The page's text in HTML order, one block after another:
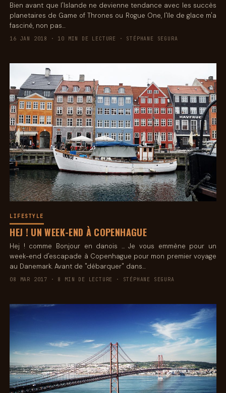
Bien avant que l'Islande ne devienne tendance avec les succès
planetaires de Game of Thrones ou Rogue One, l'île de glace m'a
fasciné, non pas…
16 JAN 2018 · 10 MIN DE LECTURE · STÉPHANE SEGURA
LIFESTYLE
HEJ ! UN WEEK-END À COPENHAGUE
Hej ! comme Bonjour en danois ... Je vous emmène pour un
week-end d'escapade à Copenhague pour mon premier voyage
au Danemark. Avant de "débarquer" dans…
08 MAR 2017 · 8 MIN DE LECTURE · STÉPHANE SEGURA